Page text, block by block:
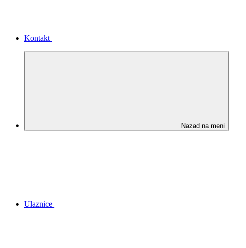
Kontakt
Nazad na meni
Ulaznice